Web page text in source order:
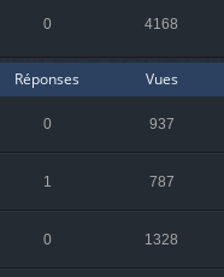
0 4168
Réponses Vues
0 937
1 787
0 1328